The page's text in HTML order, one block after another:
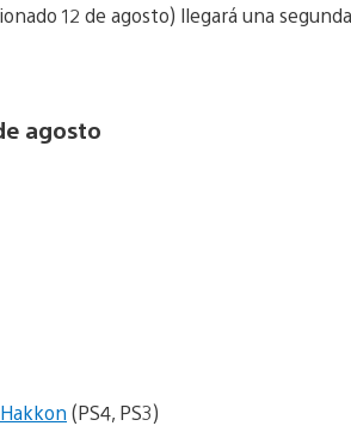
12 de agosto) llegará una
agosto
(PS4, PS3)